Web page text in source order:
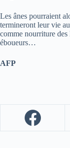
Les ânes pourraient
termineront leur vie
comme nourriture des
éboueurs…
AFP